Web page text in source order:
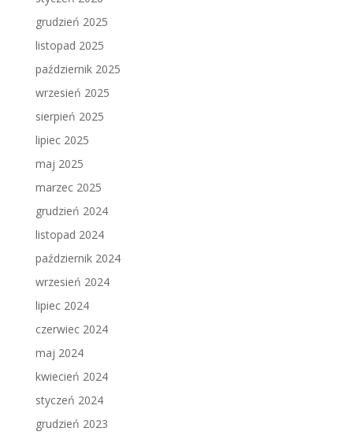
grudzień 2025
listopad 2025
październik 2025
wrzesień 2025
sierpień 2025
lipiec 2025
maj 2025
marzec 2025
grudzień 2024
listopad 2024
październik 2024
wrzesień 2024
lipiec 2024
czerwiec 2024
maj 2024
kwiecień 2024
styczeń 2024
grudzień 2023